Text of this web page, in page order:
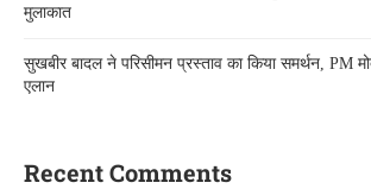
मुलाकात
सुखबीर बादल ने परिसीमन प्रस्ताव का किया समर्थन, PM
एलान
Recent Comments